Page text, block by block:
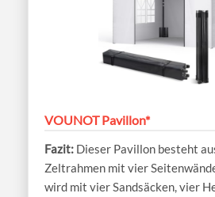
VOUNOT Pavillon*
Dieser Pavillon besteht
Zeltrahmen mit vier
wird mit vier Sandsäcken, vier